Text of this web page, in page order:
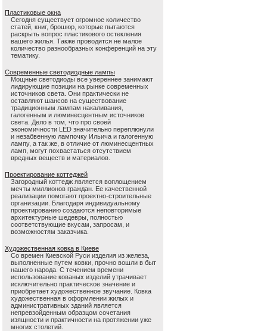
Пластиковые окна
Сегодня существует огромное количество
статей, книг, брошюр, которые пытаются
раскрыть вопрос пластикового остекления
вашего жилья. Также проводится не малое
количество разнообразных конференций на эту
тематику.
Современные светодиодные лампы
Мощные светодиоды все увереннее занимают
лидирующие позиции на рынке современных
источников света. Они практически не
оставляют шансов на существование
традиционным лампам накаливания,
галогенным и люминесцентным источников
света. Дело в том, что про своей
экономичности LED значительно переплюнули
и незабвенную лампочку Ильича и галогенную
лампу, а так же, в отличие от люминесцентных
ламп, могут похвастаться отсутствием
вредных веществ и материалов.
Проектирование коттеджей
Загородный коттедж является воплощением
мечты миллионов граждан. Ее качественной
реализации помогают проектно-строительные
организации. Благодаря индивидуальному
проектированию создаются неповторимые
архитектурные шедевры, полностью
соответствующие вкусам, запросам, и
возможностям заказчика.
Художественная ковка в Киеве
Со времен Киевской Руси изделия из железа,
выполненные путем ковки, прочно вошли в быт
нашего народа. С течением времени
использование кованых изделий утрачивает
исключительно практическое значение и
приобретает художественное звучание. Ковка
художественная в оформлении жилых и
административных зданий является
непревзойденным образцом сочетания
изящности и практичности на протяжении уже
многих столетий.